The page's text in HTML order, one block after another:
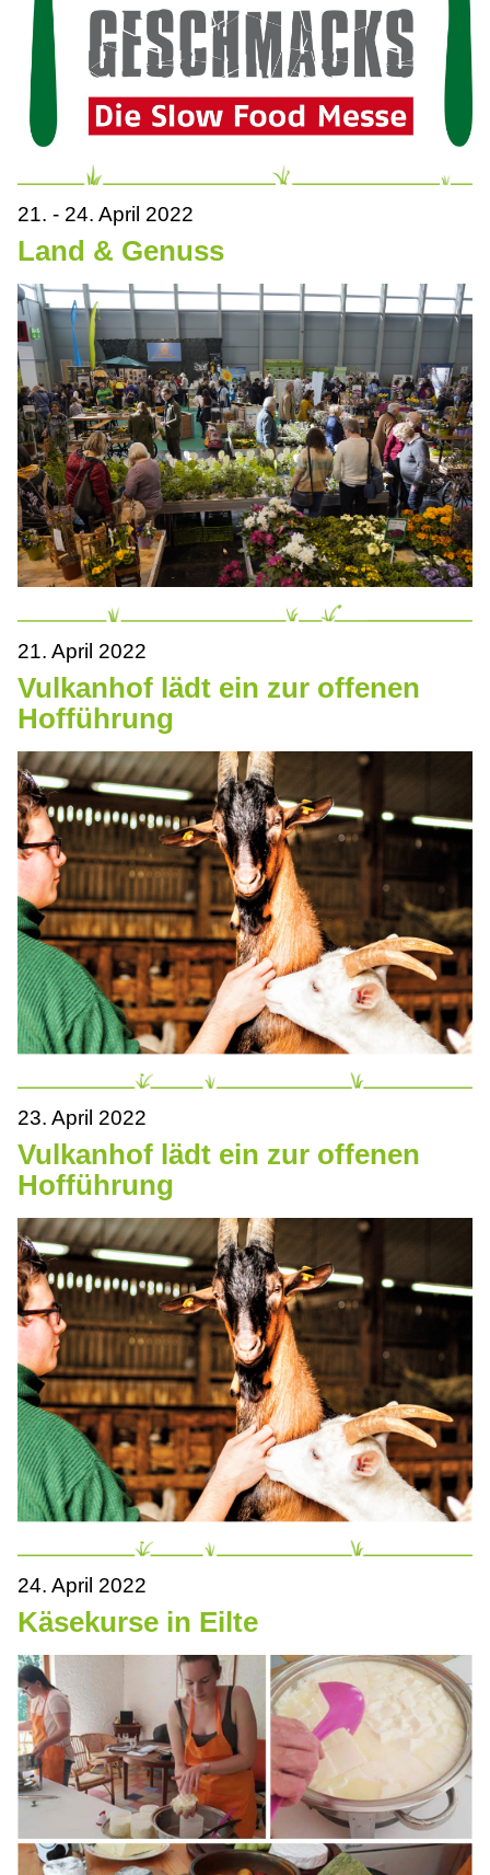
21. - 24. April 2022
Land & Genuss
21. April 2022
Vulkanhof lädt ein zur offenen
Hofführung
23. April 2022
Vulkanhof lädt ein zur offenen
Hofführung
24. April 2022
Käsekurse in Eilte